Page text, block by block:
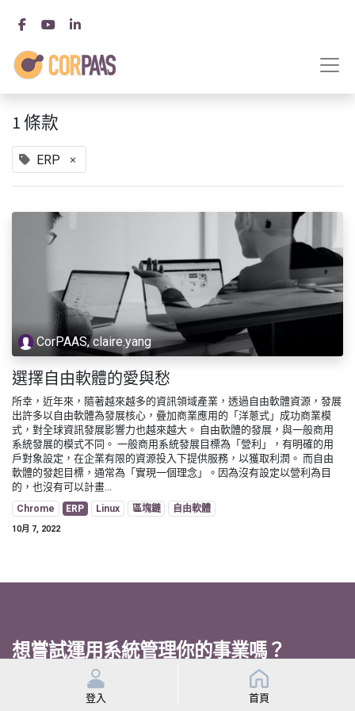
1 條款
ERP ×
CorPAAS, claire.yang
選擇自由軟體的愛與愁
所幸，近年來，隨著越來越多的資訊領域產業，透過自由軟體資源，發展
出許多以自由軟體為發展核心，疊加商業應用的「洋蔥式」成功商業模
式，對全球資訊發展影響力也越來越大。 自由軟體的發展，與一般商用
系統發展的模式不同。 一般商用系統發展目標為「營利」，有明確的用
戶對象設定，在企業有限的資源投入下提供服務，以獲取利潤。 而自由
軟體的發起目標，通常為「實現一個理念」。因為沒有設定以營利為目
的，也沒有可以計畫...
Chrome ERP Linux 區塊鏈 自由軟體
10月 7, 2022
想嘗試運用系統管理你的事業嗎？
現在註冊成為CorPAAS會員，
立即安裝模組，實現你的數據自由！
登入 首頁